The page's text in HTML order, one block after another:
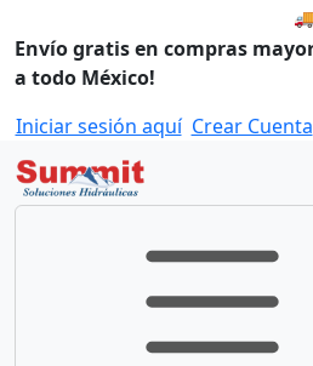
Envío gratis en compras
a todo México!
Iniciar sesión aquí Crear Cuenta